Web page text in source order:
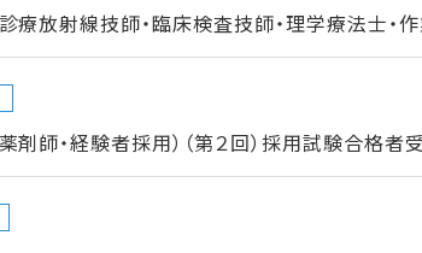
療放射線技師・臨床検査技師・理学療法士・
剤師・経験者採用）（第２回）採用試験合格者